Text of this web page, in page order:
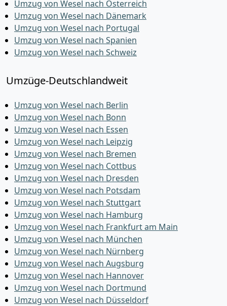
Umzug von Wesel nach Österreich
Umzug von Wesel nach Dänemark
Umzug von Wesel nach Portugal
Umzug von Wesel nach Spanien
Umzug von Wesel nach Schweiz
Umzüge-Deutschlandweit
Umzug von Wesel nach Berlin
Umzug von Wesel nach Bonn
Umzug von Wesel nach Essen
Umzug von Wesel nach Leipzig
Umzug von Wesel nach Bremen
Umzug von Wesel nach Cottbus
Umzug von Wesel nach Dresden
Umzug von Wesel nach Potsdam
Umzug von Wesel nach Stuttgart
Umzug von Wesel nach Hamburg
Umzug von Wesel nach Frankfurt am Main
Umzug von Wesel nach München
Umzug von Wesel nach Nürnberg
Umzug von Wesel nach Augsburg
Umzug von Wesel nach Hannover
Umzug von Wesel nach Dortmund
Umzug von Wesel nach Düsseldorf